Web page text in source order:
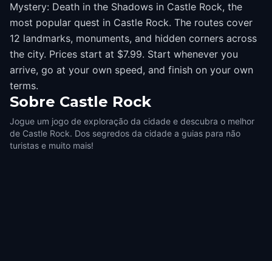
Mystery: Death in the Shadows in Castle Rock, the
most popular quest in Castle Rock. The routes cover
12 landmarks, monuments, and hidden corners across
the city. Prices start at $7.99. Start whenever you
arrive, go at your own speed, and finish on your own
terms.
Sobre Castle Rock
Jogue um jogo de exploração da cidade e descubra o melhor
de Castle Rock. Dos segredos da cidade a guias para não
turistas e muito mais!